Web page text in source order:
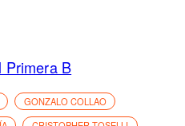
Primera B
GONZALO COLLAO